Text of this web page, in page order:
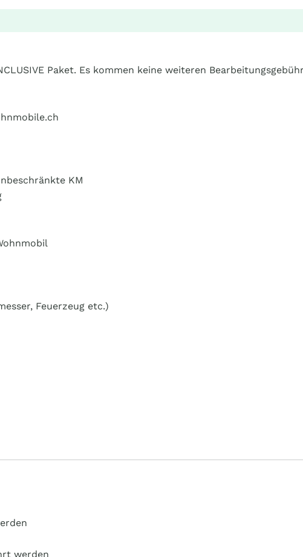
Paket. Es kommen keine weiteren
KM
Feuerzeug etc.)
werden